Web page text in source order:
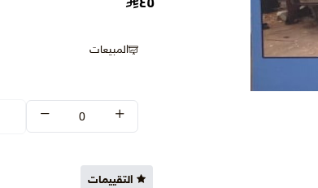
المبيعات
التقييمات